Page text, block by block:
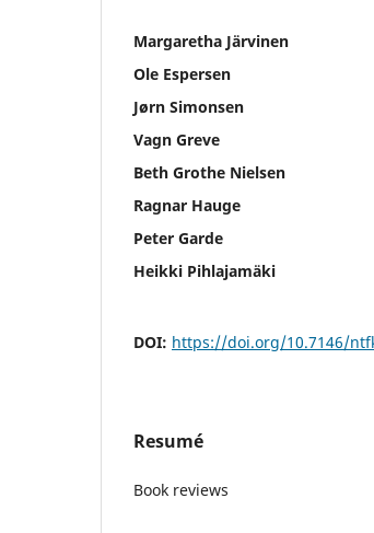
Margaretha Järvinen
Ole Espersen
Jørn Simonsen
Vagn Greve
Beth Grothe Nielsen
Ragnar Hauge
Peter Garde
Heikki Pihlajamäki
DOI: https://doi.org/10.7146/
Resumé
Book reviews